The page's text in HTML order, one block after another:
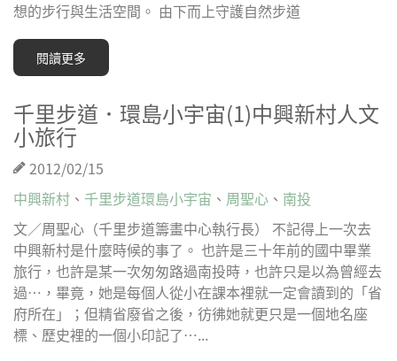
想的步行與生活空間。 由下而上守護自然步道
閱讀更多
千里步道．環島小宇宙(1)中興新村人文
小旅行
2012/02/15
中興新村 、 千里步道環島小宇宙 、 周聖心 、 南投
文／周聖心（千里步道籌畫中心執行長） 不記得上一次去
中興新村是什麼時候的事了。 也許是三十年前的國中畢業
旅行，也許是某一次匆匆路過南投時，也許只是以為曾經去
過…，畢竟，她是每個人從小在課本裡就一定會讀到的「省
府所在」；但精省廢省之後，彷彿她就更只是一個地名座
標、歷史裡的一個小印記了…...